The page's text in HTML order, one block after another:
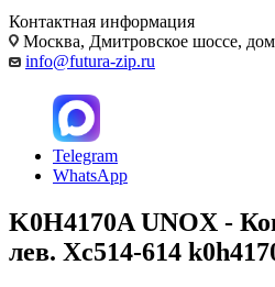
Контактная информация
Москва, Дмитровское шоссе,
info@futura-zip.ru
Telegram
WhatsApp
K0H4170A UNOX -
лев. Xc514-614